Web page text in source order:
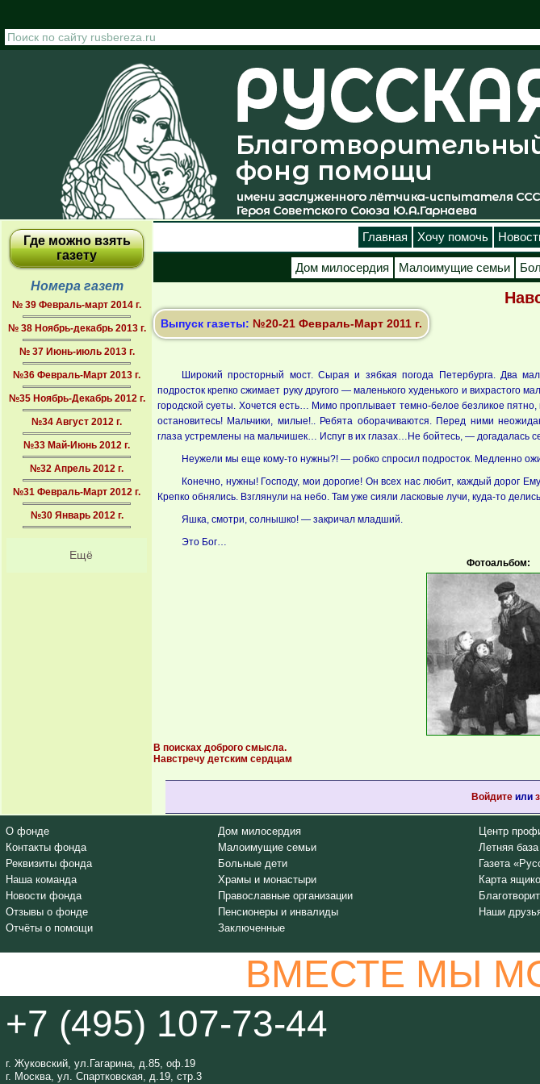
Где можно взять
газету
Номера газет
№ 39 Февраль-март 2014 г.
№ 38 Ноябрь-декабрь 2013 г.
№ 37 Июнь-июль 2013 г.
№36 Февраль-Март 2013 г.
№35 Ноябрь-Декабрь 2012 г.
№34 Август 2012 г.
№33 Май-Июнь 2012 г.
№32 Апрель 2012 г.
№31 Февраль-Март 2012 г.
№30 Январь 2012 г.
Ещё
Главная Хочу помочь
Дом милосердия Малоимущие семьи
Выпуск газеты: №20-21 Февраль-Март 2011 г.
Широкий просторный мост. Сырая и зябкая погода Пе­тербурга. Два
подросток крепко сжимает руку другого — ма­ленького худенького и вихрастого
городской суеты. Хочется есть… Мимо проплывает темно-белое без­ликое
остановитесь! Маль­чики, милые!.. Ребята оборачиваются. Перед ними
глаза устремлены на мальчи­шек… Испуг в их глазах… Не бойтесь, — догадалась
Неужели мы еще кому-то нуж­ны?! — робко спросил подросток. Медленно
Конечно, нужны! Господу, мои дорогие! Он всех нас любит, каж­дый дорог
Крепко обнялись. Взглянули на небо. Там уже сияли ласковые лучи, куда-то
Яшка, смотри, солнышко! — за­кричал младший.
Это Бог…
Фотоальбом:
В поисках доброго смысла.
Навстречу детским сердцам
Войдитеили
О фонде
Контакты фонда
Реквизиты фонда
Наша команда
Новости фонда
Отзывы о фонде
Отчёты о помощи
Дом милосердия
Малоимущие семьи
Больные дети
Храмы и монастыри
Православные организации
Пенсионеры и инвалиды
Заключенные
Центр
Летняя
Газета
Карта
Наши
+7 (495) 107-73-44
г. Жуковский, ул.Гагарина, д.85, оф.19
г. Москва, ул. Спартковская, д.19, стр.3
ВМЕСТЕ МЫ